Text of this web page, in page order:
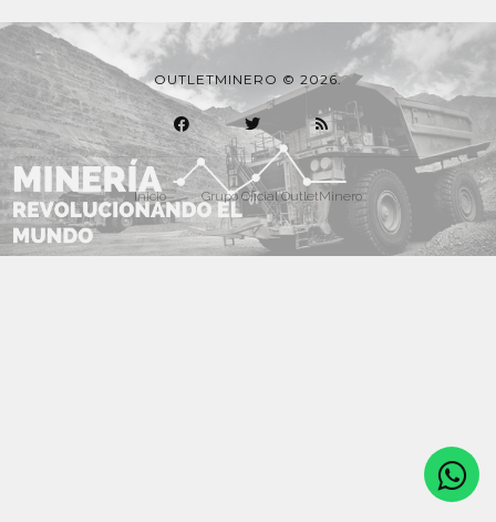
OUTLETMINERO © 2026.
Inicio Grupo Oficial OutletMinero